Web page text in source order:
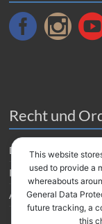
Recht und
Datenverarbeitung
Impressum
Amazon
This website
used to provide a
whereabouts
General Data
future tracking, a
this